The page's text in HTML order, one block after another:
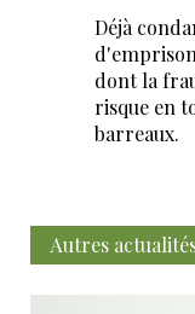
Déjà
dont la
risque en
barreaux.
Autres